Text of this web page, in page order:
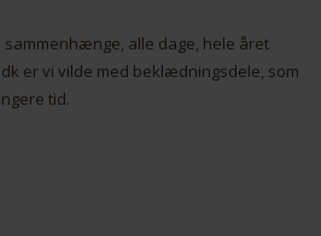
alle dage, hele året
er vi vilde med beklædningsdele, som
tid.